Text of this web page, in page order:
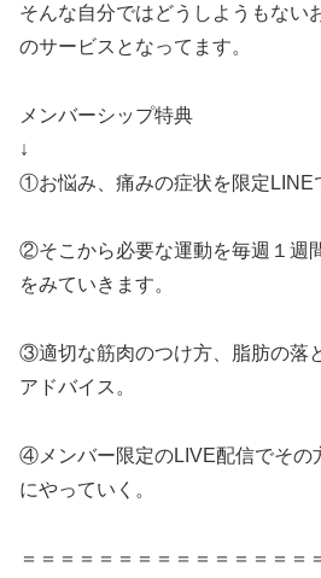
そんな自分ではどうしようもない
のサービスとなってます。
メンバーシップ特典
↓
①お悩み、痛みの症状を限定LINE
②そこから必要な運動を毎週１週
をみていきます。
③適切な筋肉のつけ方、脂肪の落
アドバイス。
④メンバー限定のLIVE配信でその
にやっていく。
＝＝＝＝＝＝＝＝＝＝＝＝＝＝＝